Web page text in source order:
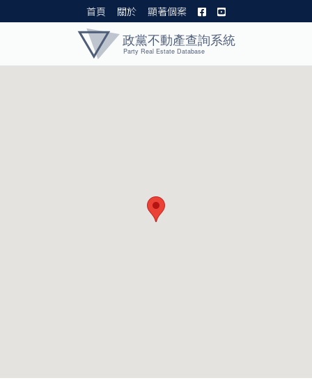
首頁 關於 顯著個案